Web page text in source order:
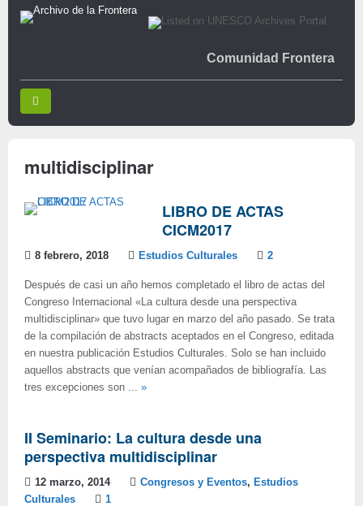
Comunidad Frontera
multidisciplinar
LIBRO DE ACTAS
CICM2017
8 febrero, 2018 Estudios Culturales 2
Después de casi un año hemos completado el libro de actas del
Congreso Internacional «La cultura desde una perspectiva
multidisciplinar» que tuvo lugar en marzo del año pasado. Se trata
de la compilación de abstracts aceptados en el Congreso, editada
en nuestra publicación Estudios Culturales. Solo se han incluido
aquellos abstracts que venían acompañados de bibliografía. Las
tres excepciones son ... »
II Seminario: La cultura desde una
perspectiva multidisciplinar
12 marzo, 2014 Congresos y Eventos, Estudios
Culturales
1